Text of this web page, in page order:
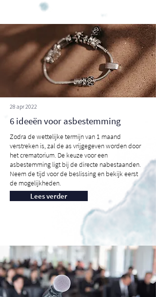
28 apr 2022
6 ideeën voor asbestemming
Zodra de wettelijke termijn van 1 maand
verstreken is, zal de as vrijgegeven worden door
het crematorium. De keuze voor een
asbestemming ligt bij de directe nabestaanden.
Neem de tijd voor de beslissing en bekijk eerst
de mogelijkheden.
Lees verder